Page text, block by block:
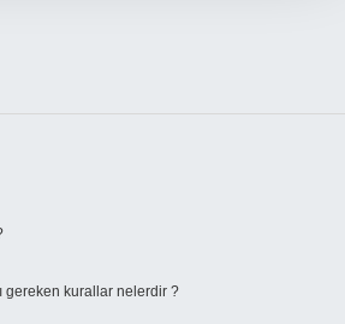
gereken kurallar nelerdir ?